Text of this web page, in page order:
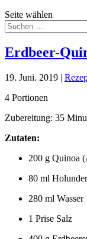
Seite wählen
Erdbeer-
19. Juni. 2019 |
4 Portionen
Zubereitung: 35
Zutaten:
200 g Quinoa
80 ml
280 ml Wasser
1 Prise Salz